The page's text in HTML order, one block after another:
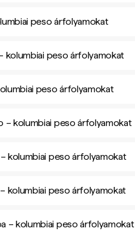
peso árfolyamokat
kolumbiai peso árfolyamokat
peso árfolyamokat
– kolumbiai peso árfolyamokat
kolumbiai peso árfolyamokat
kolumbiai peso árfolyamokat
– kolumbiai peso árfolyamokat